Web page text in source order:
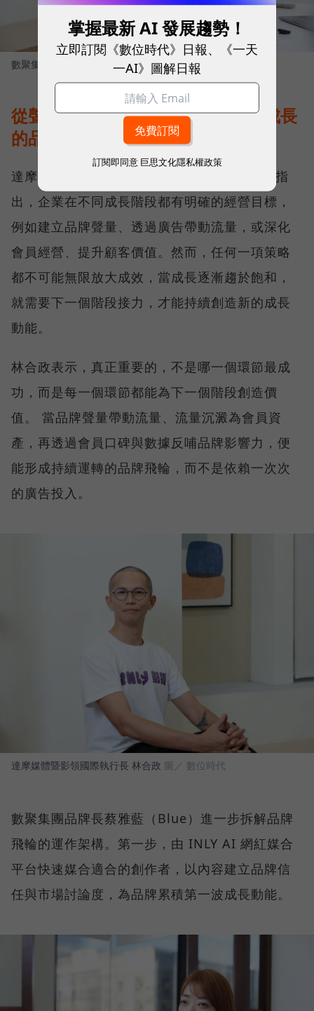
數聚集團創辦人 張元溢 圖／ 數位時代
從聲量、流量到存量，打造會持續成長
的品牌飛輪
達摩媒體暨影領國際執行長林合政（Adam）指
出，企業在不同成長階段都有明確的經營目標，
例如建立品牌聲量、透過廣告帶動流量，或深化
會員經營、提升顧客價值。然而，任何一項策略
都不可能無限放大成效，當成長逐漸趨於飽和，
就需要下一個階段接力，才能持續創造新的成長
動能。
林合政表示，真正重要的，不是哪一個環節最成
功，而是每一個環節都能為下一個階段創造價
值。 當品牌聲量帶動流量、流量沉澱為會員資
產，再透過會員口碑與數據反哺品牌影響力，便
能形成持續運轉的品牌飛輪，而不是依賴一次次
的廣告投入。
達摩媒體暨影領國際執行長 林合政 圖／ 數位時代
數聚集團品牌長蔡雅藍（Blue）進一步拆解品牌
飛輪的運作架構。第一步，由 INLY AI 網紅媒合
平台快速媒合適合的創作者，以內容建立品牌信
任與市場討論度，為品牌累積第一波成長動能。
掌握最新 AI 發展趨勢！
立即訂閱《數位時代》日報、《一天
一AI》圖解日報
訂閱即同意 巨思文化隱私權政策